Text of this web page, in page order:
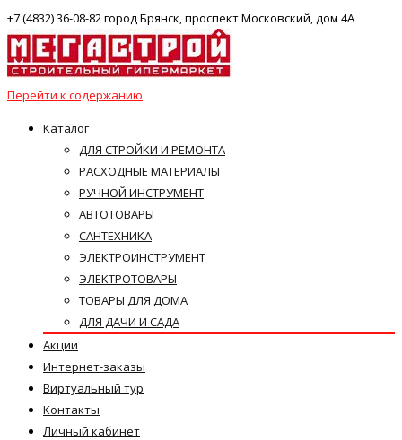
+7 (4832) 36-08-82 город Брянск, проспект Московский, дом 4А
Перейти к содержанию
Каталог
ДЛЯ СТРОЙКИ И РЕМОНТА
РАСХОДНЫЕ МАТЕРИАЛЫ
РУЧНОЙ ИНСТРУМЕНТ
АВТОТОВАРЫ
САНТЕХНИКА
ЭЛЕКТРОИНСТРУМЕНТ
ЭЛЕКТРОТОВАРЫ
ТОВАРЫ ДЛЯ ДОМА
ДЛЯ ДАЧИ И САДА
Акции
Интернет-заказы
Виртуальный тур
Контакты
Личный кабинет